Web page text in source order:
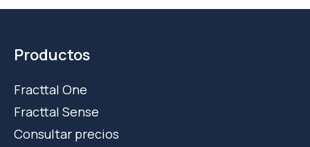
Productos
Fracttal One
Fracttal Sense
Consultar precios